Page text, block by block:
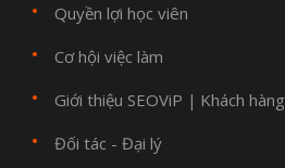
Quyền lợi học viên
Cơ hội việc làm
Giới thiệu SEOViP | Khách hàng
Đối tác - Đại lý